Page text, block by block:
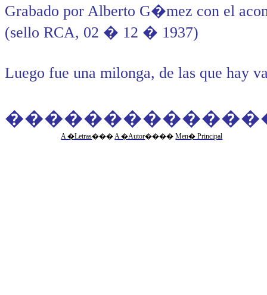
Grabado por Alberto G�mez con el
(sello RCA, 02 � 12 � 1937)
Luego fue una milonga, de las que hay
A �Letras���A �Autor����Men� Principal